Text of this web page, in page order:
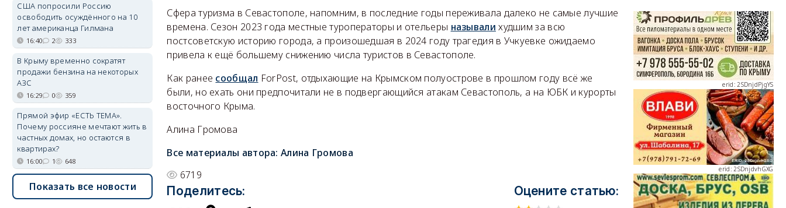
Сфера туризма в Севастополе, напомним, в последние годы переживала далеко не самые лучшие
времена. Сезон 2023 года местные туроператоры и отельеры называли худшим за всю
постсоветскую историю города, а произошедшая в 2024 году трагедия в Учкуевке ожидаемо
привела к ещё большему снижению числа туристов в Севастополе.
Как ранее сообщал ForPost, отдыхающие на Крымском полуострове в прошлом году всё же
были, но ехать они предпочитали не в подвергающийся атакам Севастополь, а на ЮБК и курорты
восточного Крыма.
Алина Громова
Все материалы автора:Алина Громова
6719
Поделитесь: Оцените статью:
США попросили Россию
освободить осуждённого на 10
лет американца Гилмана
16:40 2 333
В Крыму временно сократят
продажи бензина на некоторых
АЗС
16:29 0 359
Прямой эфир «ЕСТЬ ТЕМА».
Почему россияне мечтают жить в
частных домах, но остаются в
квартирах?
16:00 1 648
Показать все новости
erid: 2SDnjdPjgYS
erid: 2SDnjdvhGXG
erid: 2SDnjcLUypt